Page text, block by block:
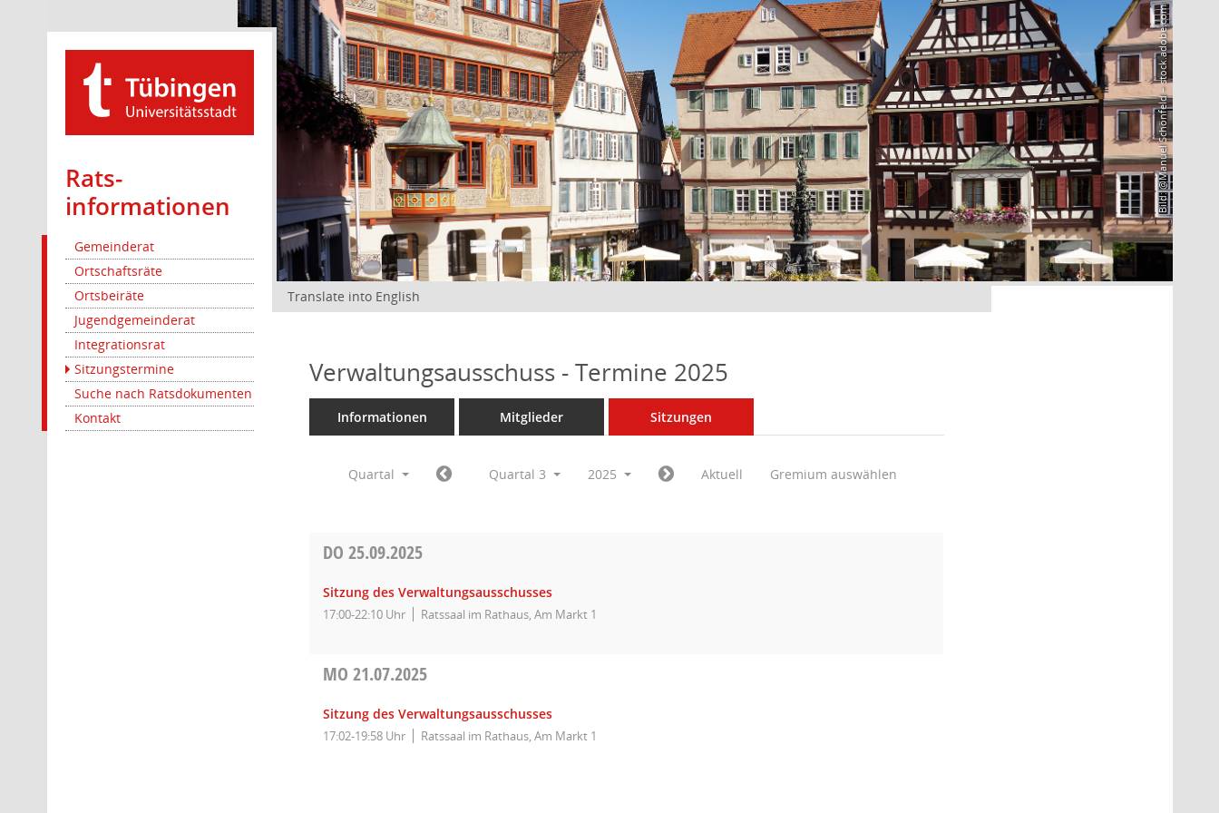
Rats­
informationen
Gemeinderat
Ortschaftsräte
Ortsbeiräte
Jugendgemeinderat
Integrationsrat
Sitzungstermine
Suche nach Ratsdokumenten
Kontakt
Bild: @Manuel Schönfeld – stock.adobe.com
Translate into English
Verwaltungsausschuss - Termine 2025
Informationen Mitglieder Sitzungen
Quartal Quartal 3 2025 Aktuell Gremium auswählen
DO25.09.2025
Sitzung des Verwaltungsausschusses
17:00-22:10 Uhr Ratssaal im Rathaus, Am Markt 1
MO21.07.2025
Sitzung des Verwaltungsausschusses
17:02-19:58 Uhr Ratssaal im Rathaus, Am Markt 1